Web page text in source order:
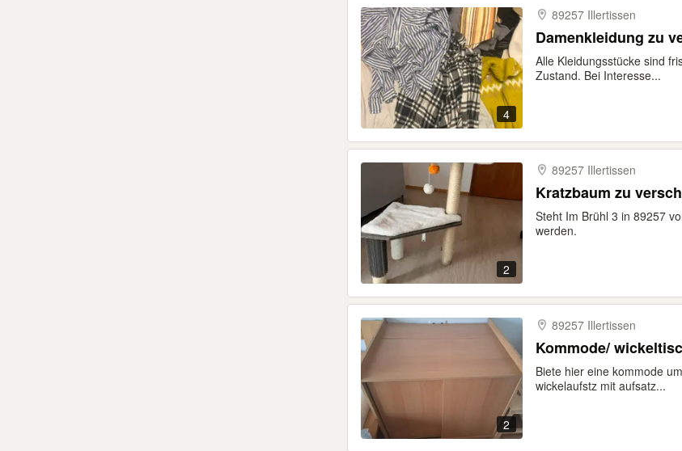
4
89257 Illertissen
Damenkleidung zu
Alle Kleidungsstücke sind
Zustand. Bei Interesse...
2
89257 Illertissen
Kratzbaum zu
Steht Im Brühl 3 in 89257
werden.
2
89257 Illertissen
Kommode/
Biete hier eine kommode
wickelaufstz mit aufsatz...